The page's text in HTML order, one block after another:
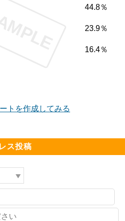
44.8％
23.9％
16.4％
トを作成してみる
レス投稿